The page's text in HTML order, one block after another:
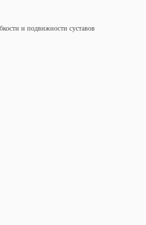
и подвижности суставов